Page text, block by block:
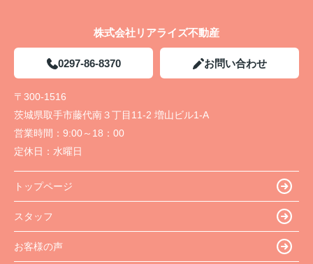
株式会社リアライズ不動産
0297-86-8370 お問い合わせ
〒300-1516
茨城県取手市藤代南３丁目11-2 増山ビル1-A
営業時間： 9:00～18：00
定休日： 水曜日
トップページ
スタッフ
お客様の声